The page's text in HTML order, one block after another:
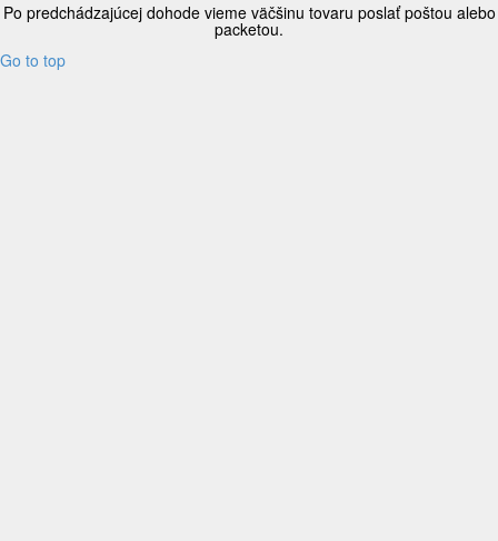
Po predchádzajúcej dohode vieme väčšinu tovaru poslať poštou alebo
packetou.
Go to top